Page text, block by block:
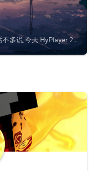
Halo, 我是 Kengwang. 许久不见了. 废话不多说,今天 HyPlayer 2.1.0 版本已经发布了.为了方便交流可以加入用户交流群: 1145646224Github 开源地址:...